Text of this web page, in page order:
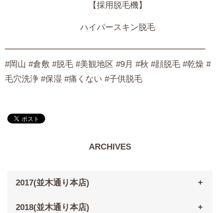
【採用脱毛機】
ハイパースキン脱毛
━━━━━━━━━━━━━━━━━━━━━━━━
#岡山 #倉敷 #脱毛 #美観地区 #9月 #秋 #顔脱毛 #乾燥 #
毛穴洗浄 #保湿 #痛くない #子供脱毛
ARCHIVES
2017(並木通り本店)
2018(並木通り本店)